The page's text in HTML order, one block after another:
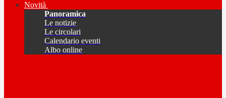
Novità
Panoramica
Le notizie
Le circolari
Calendario eventi
Albo online